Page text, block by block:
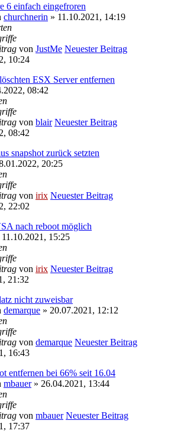
6 einfach eingefroren
churchnerin » 11.10.2021, 14:19
von JustMe Neuester Beitrag
10:24
ESX Server entfernen
08:42
von blair Neuester Beitrag
08:42
snapshot zurück setzten
20:25
von irix Neuester Beitrag
22:02
nach reboot möglich
11.10.2021, 15:25
von irix Neuester Beitrag
21:32
nicht zuweisbar
demarque » 20.07.2021, 12:12
von demarque Neuester Beitrag
16:43
entfernen bei 66% seit 16.04
mbauer» 26.04.2021, 13:44
von mbauer Neuester Beitrag
17:37